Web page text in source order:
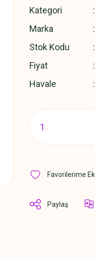
Kategori
Marka
Stok Kodu
Fiyat
Havale
Paylaş